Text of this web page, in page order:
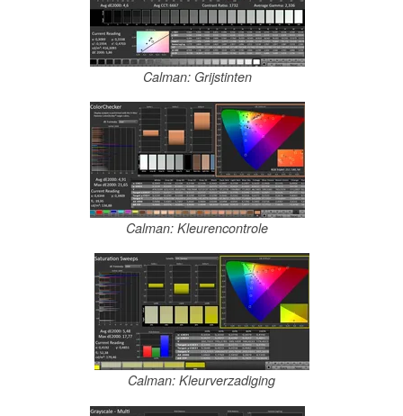
Calman: Grijstinten
Calman: Kleurencontrole
Calman: Kleurverzadiging